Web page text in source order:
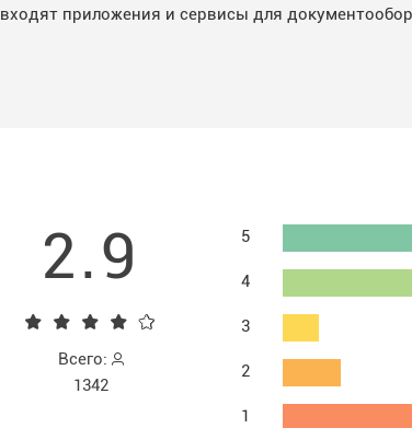
входят приложения и сервисы для
2.9
Всего:
1342
5
4
3
2
1